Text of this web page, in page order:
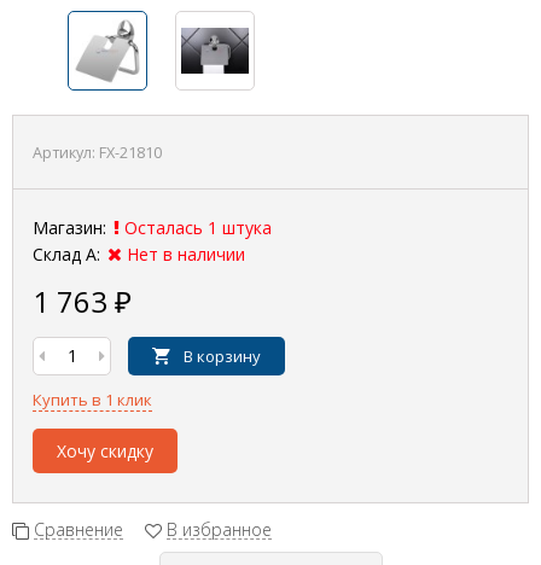
Артикул: FX-21810
Магазин:
Осталась 1 штука
Склад А:
Нет в наличии
1 763 ₽
В корзину
Купить в 1 клик
Хочу скидку
Сравнение В избранное